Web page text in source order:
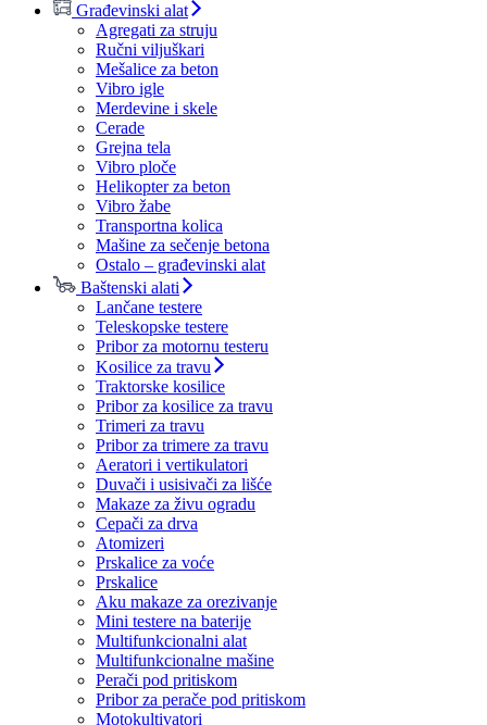
Građevinski alat
Agregati za struju
Ručni viljuškari
Mešalice za beton
Vibro igle
Merdevine i skele
Cerade
Grejna tela
Vibro ploče
Helikopter za beton
Vibro žabe
Transportna kolica
Mašine za sečenje betona
Ostalo – građevinski alat
Baštenski alati
Lančane testere
Teleskopske testere
Pribor za motornu testeru
Kosilice za travu
Traktorske kosilice
Pribor za kosilice za travu
Trimeri za travu
Pribor za trimere za travu
Aeratori i vertikulatori
Duvači i usisivači za lišće
Makaze za živu ogradu
Cepači za drva
Atomizeri
Prskalice za voće
Prskalice
Aku makaze za orezivanje
Mini testere na baterije
Multifunkcionalni alat
Multifunkcionalne mašine
Perači pod pritiskom
Pribor za perače pod pritiskom
Motokultivatori